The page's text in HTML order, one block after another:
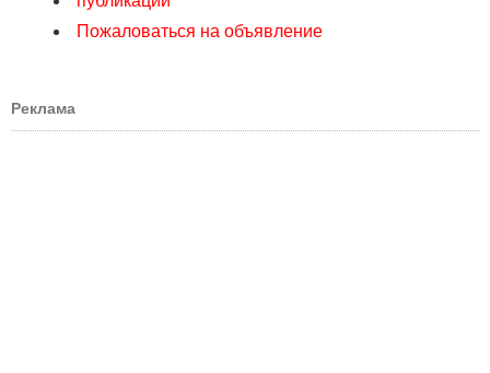
Пожаловаться на объявление
Реклама